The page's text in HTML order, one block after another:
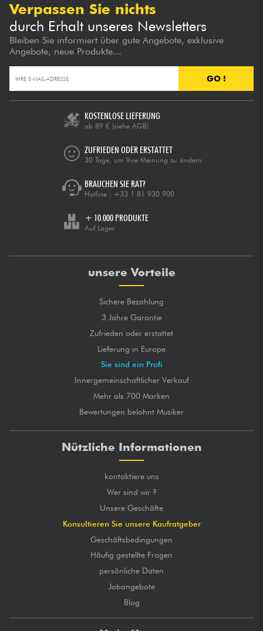
Verpassen Sie nichts
durch Erhalt unseres Newsletters
Bleiben Sie informiert über gute Angebote, exklusive
Angebote, neue Produkte...
GO !
KOSTENLOSE LIEFERUNG
ab 89 € (siehe AGB)
ZUFRIEDEN ODER ERSTATTET
30 Tage, um Ihre Meinung zu ändern
BRAUCHEN SIE RAT?
Hotline : +33 1 81 930 900
+ 10.000 PRODUKTE
Auf Lager
unsere Vorteile
Sichere Bezahlung
3 Jahre Garantie
Zufrieden oder erstattet
Lieferung in Europe
Sie sind ein Profi
Innergemeinschaftlicher Verkauf
Mehr als 700 Marken
Bewertungen belohnt Musiker
Nützliche Informationen
kontaktiere uns
Wer sind wir ?
Unsere Geschäfte
Konsultieren Sie unsere Kaufratgeber
Geschäftsbedingungen
Häufig gestellte Fragen
persönliche Daten
Jobangebote
Blog